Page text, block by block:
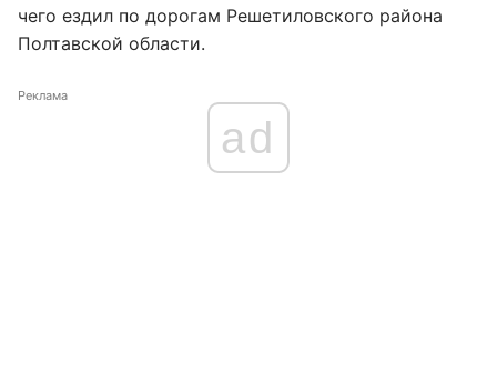
чего ездил по дорогам Решетиловского района
Полтавской области.
Реклама
ad